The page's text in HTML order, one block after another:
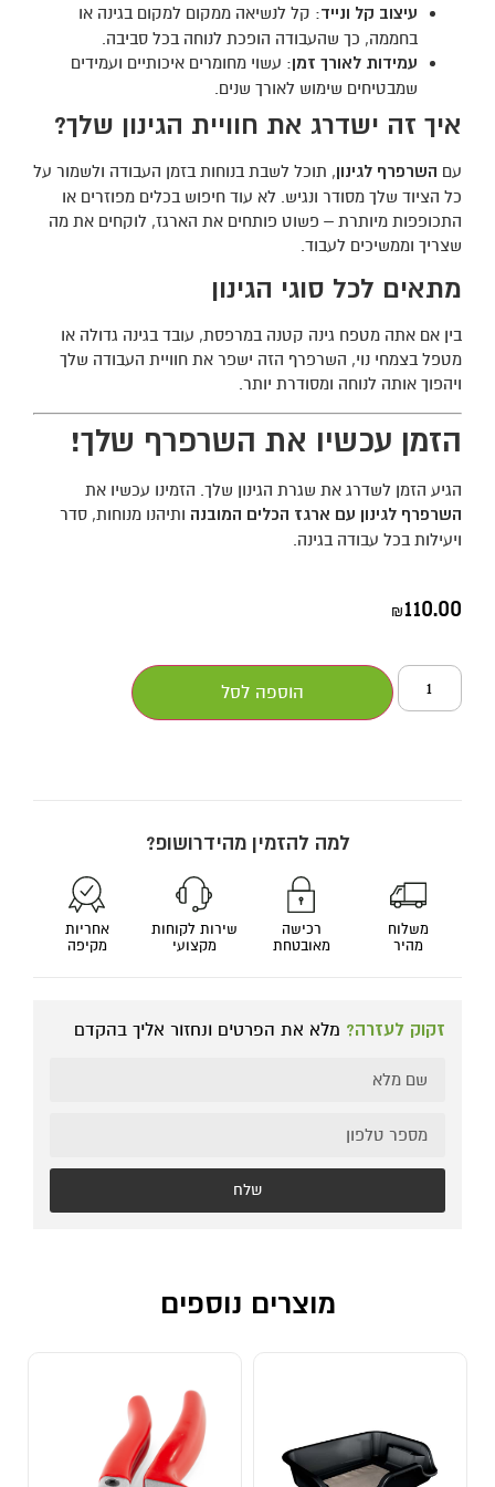
עיצוב קל ונייד: קל לנשיאה ממקום למקום בגינה או
בחממה, כך שהעבודה הופכת לנוחה בכל סביבה.
עמידות לאורך זמן: עשוי מחומרים איכותיים ועמידים
שמבטיחים שימוש לאורך שנים.
איך זה ישדרג את חוויית הגינון שלך?
עם השרפרף לגינון, תוכל לשבת בנוחות בזמן העבודה ולשמור על
כל הציוד שלך מסודר ונגיש. לא עוד חיפוש בכלים מפוזרים או
התכופפות מיותרת – פשוט פותחים את הארגז, לוקחים את מה
שצריך וממשיכים לעבוד.
מתאים לכל סוגי הגינון
בין אם אתה מטפח גינה קטנה במרפסת, עובד בגינה גדולה או
מטפל בצמחי נוי, השרפרף הזה ישפר את חוויית העבודה שלך
ויהפוך אותה לנוחה ומסודרת יותר.
הזמן עכשיו את השרפרף שלך!
הגיע הזמן לשדרג את שגרת הגינון שלך. הזמינו עכשיו את
השרפרף לגינון עם ארגז הכלים המובנה ותיהנו מנוחות, סדר
ויעילות בכל עבודה בגינה.
₪110.00
הוספה לסל
למה להזמין מהידרושופ?
משלוח
מהיר
רכישה
מאובטחת
שירות לקוחות
מקצועי
אחריות
מקיפה
זקוק לעזרה? מלא את הפרטים ונחזור אליך בהקדם
שלח
מוצרים נוספים